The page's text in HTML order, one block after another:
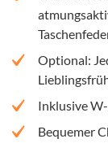
Optional:
Inklusive
Bequemer